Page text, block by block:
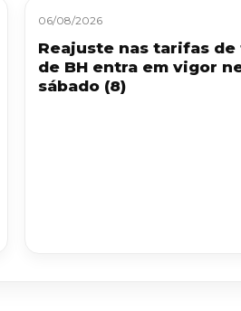
06/08/2026
Reajuste nas tarifas de
de BH entra em vigor
sábado (8)